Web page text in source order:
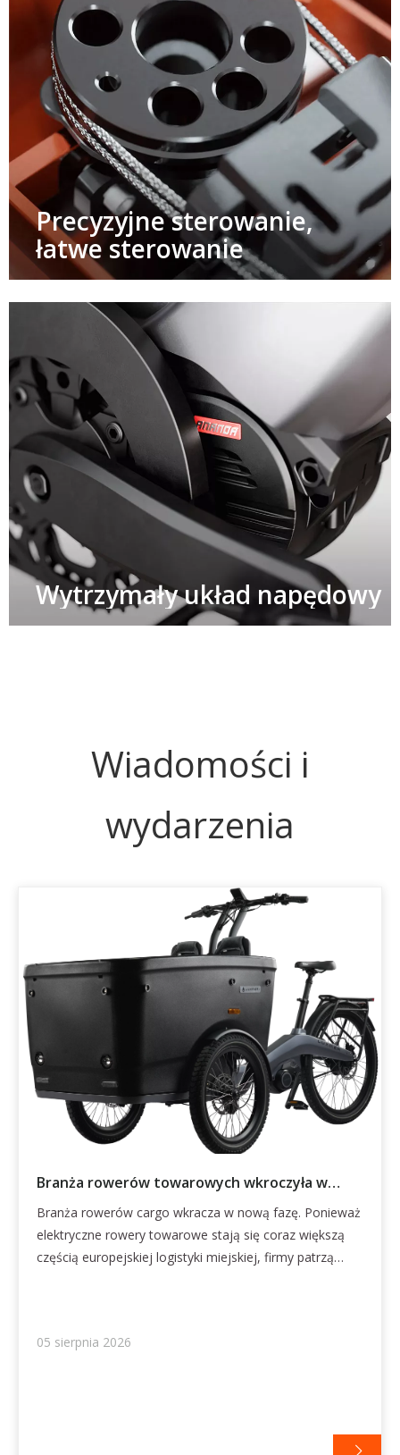
Precyzyjne sterowanie,
łatwe sterowanie
Wytrzymały układ napędowy​​​​​​
Wiadomości i
wydarzenia
Branża rowerów towarowych wkroczyła w
kolejną fazę
Branża rowerów cargo wkracza w nową fazę. Ponieważ
elektryczne rowery towarowe stają się coraz większą
częścią europejskiej logistyki miejskiej, firmy patrzą
widoczności operacyjnej rowery towarowe ewoluują od
05 sierpnia 2026